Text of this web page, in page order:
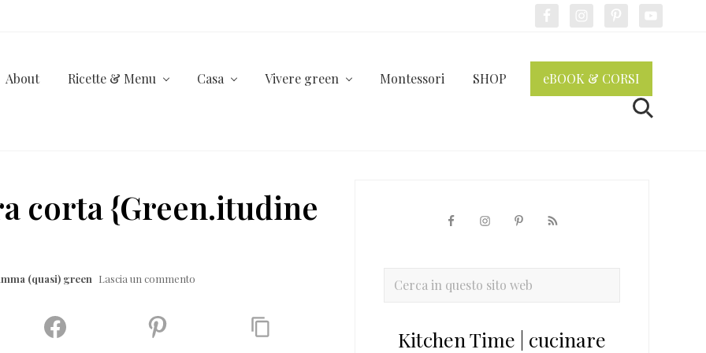
About Ricette & Menu Casa Vivere green Montessori SHOP eBOOK & CORSI
Cerca
corta {Green.itudine
(quasi) green Lascia un commento
primaria
Cerca
sitoKitchen Time | cucinare